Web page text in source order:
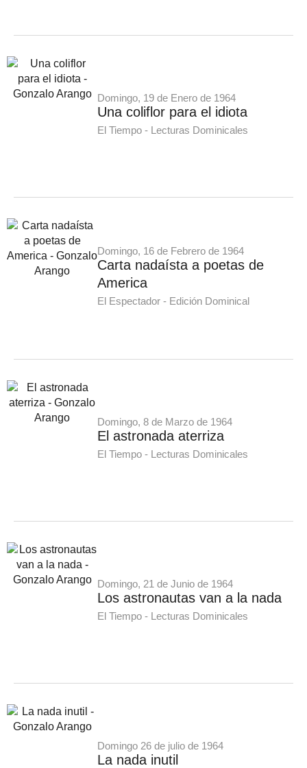
Domingo, 19 de Enero de 1964
Una coliflor para el idiota
El Tiempo - Lecturas Dominicales
Domingo, 16 de Febrero de 1964
Carta nadaísta a poetas de
America
El Espectador - Edición Dominical
Domingo, 8 de Marzo de 1964
El astronada aterriza
El Tiempo - Lecturas Dominicales
Domingo, 21 de Junio de 1964
Los astronautas van a la nada
El Tiempo - Lecturas Dominicales
Domingo 26 de julio de 1964
La nada inutil